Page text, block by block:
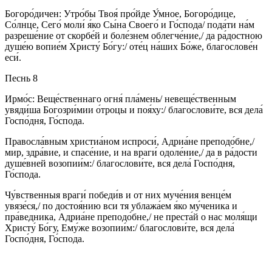
Богоро́дичен: Утро́бы Твоя́ про́йде У́мное, Богоро́дице,
Со́лнце, Сего́ моли́ я́ко Сы́на Своего́ и Го́спода/ пода́ти на́м
разреше́ние от скорбе́й и боле́знем облегче́ние,/ да ра́достною
душе́ю вопие́м Христу́ Бо́гу:/ оте́ц на́ших Бо́же, благослове́н
еси́.
Песнь 8
Ирмо́с: Веще́ственнаго огня́ пла́мень/ невеще́ственным
увяди́ша Богозри́мии о́троцы и поя́ху:/ благослови́те, вся дела́
Госпо́дня, Го́спода.
Правосла́вным христиа́ном испроси́, Адриа́не преподо́бне,/
мир, здра́вие, и спасе́ние, и на враги́ одоле́ние,/ да в ра́дости
душе́вней возопии́м:/ благослови́те, вся дела́ Госпо́дня,
Го́спода.
Чу́вственныя враги́ победи́в и от них муче́ния венце́м
увязе́ся,/ по достоя́нию вси тя ублажа́ем я́ко му́ченика и
пра́ведника, Адриа́не преподо́бне,/ не преста́й о нас моля́щи
Христу́ Бо́гу, Ему́же возопии́м:/ благослови́те, вся дела́
Госпо́дня, Го́спода.